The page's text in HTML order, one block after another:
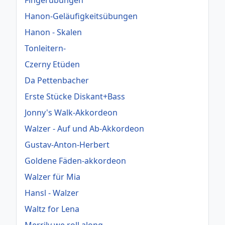
Hanon-Geläufigkeitsübungen
Hanon - Skalen
Tonleitern-
Czerny Etüden
Da Pettenbacher
Erste Stücke Diskant+Bass
Jonny's Walk-Akkordeon
Walzer - Auf und Ab-Akkordeon
Gustav-Anton-Herbert
Goldene Fäden-akkordeon
Walzer für Mia
Hansl - Walzer
Waltz for Lena